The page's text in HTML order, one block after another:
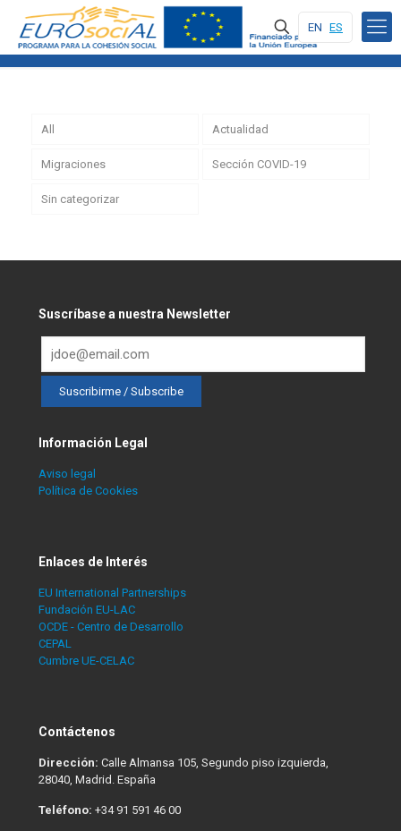
EN ES
All Actualidad
Migraciones Sección COVID-19
Sin categorizar
Suscríbase a nuestra Newsletter
Información Legal
Aviso legal
Política de Cookies
Enlaces de Interés
EU International Partnerships
Fundación EU-LAC
OCDE - Centro de Desarrollo
CEPAL
Cumbre UE-CELAC
Contáctenos
Dirección: Calle Almansa 105, Segundo piso izquierda,
28040, Madrid. España
Teléfono: +34 91 591 46 00